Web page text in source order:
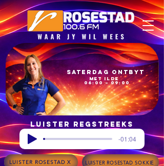
06:00 – 09:00
met Ilde
Saterdag Ontbyt
Luister regstreeks
-01:04
LUISTER ROSESTAD X LUISTER ROSESTAD SOKKIE